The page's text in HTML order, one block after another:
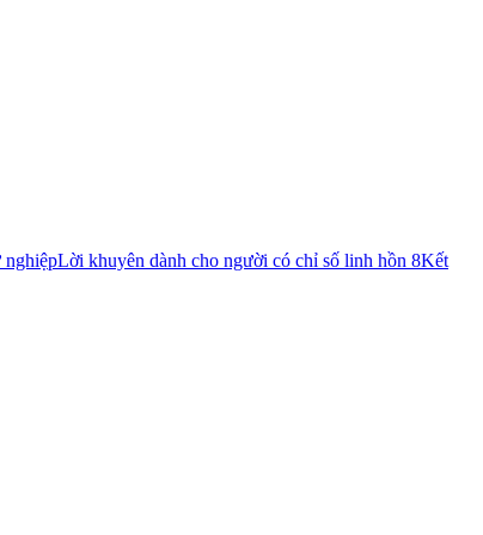
nghiệpLời khuyên dành cho người có chỉ số linh hồn 8Kết